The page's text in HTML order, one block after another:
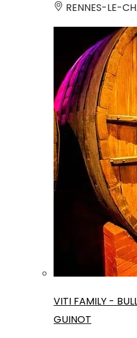
RENNES-LE-
VITI FAMILY -
GUINOT